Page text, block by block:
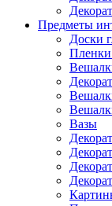
Предметы
Доски
Пленки
Вазы